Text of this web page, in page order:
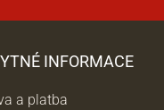
INFORMACE
a platba